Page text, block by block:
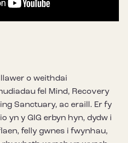
o weithdai
fel Mind, Recovery
Sanctuary, ac eraill. Er fy
yn y GIG erbyn hyn, dydw i
felly gwnes i fwynhau,